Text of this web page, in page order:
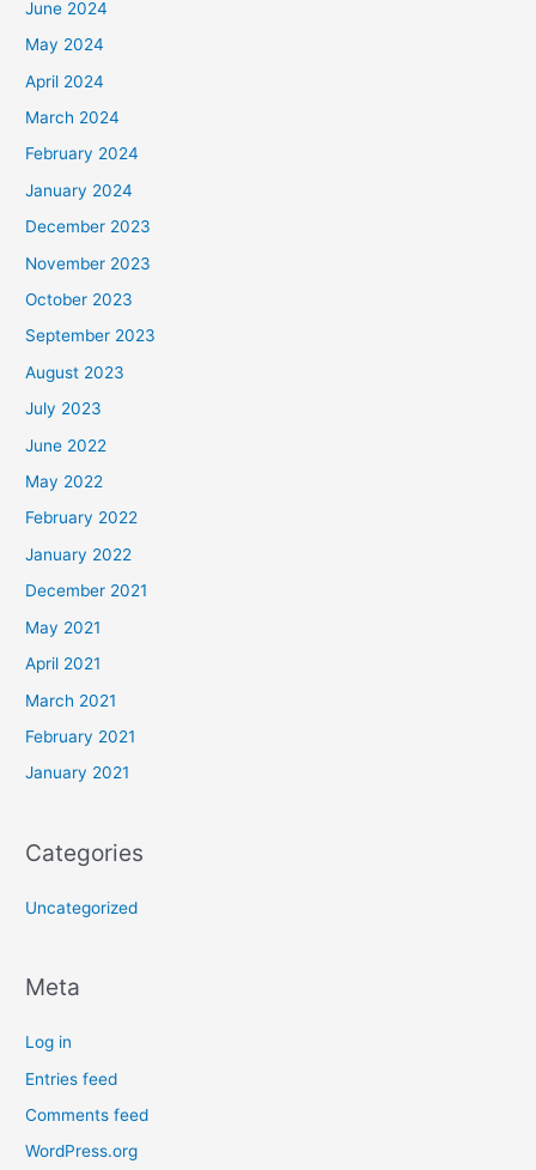
June 2024
May 2024
April 2024
March 2024
February 2024
January 2024
December 2023
November 2023
October 2023
September 2023
August 2023
July 2023
June 2022
May 2022
February 2022
January 2022
December 2021
May 2021
April 2021
March 2021
February 2021
January 2021
Categories
Uncategorized
Meta
Log in
Entries feed
Comments feed
WordPress.org